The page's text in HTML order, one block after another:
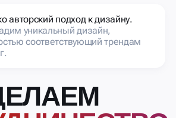
авторский подход к дизайну.
уникальный дизайн,
соответствующий трендам